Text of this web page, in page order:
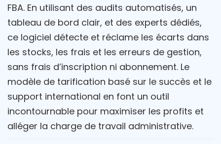
FBA. En utilisant des audits automatisés, un
tableau de bord clair, et des experts dédiés,
ce logiciel détecte et réclame les écarts dans
les stocks, les frais et les erreurs de gestion,
sans frais d’inscription ni abonnement. Le
modèle de tarification basé sur le succès et le
support international en font un outil
incontournable pour maximiser les profits et
alléger la charge de travail administrative.